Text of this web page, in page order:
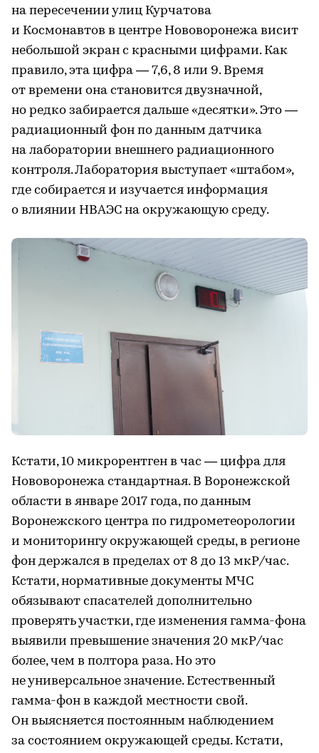
на пересечении улиц Курчатова
и Космонавтов в центре Нововоронежа висит
небольшой экран с красными цифрами. Как
правило, эта цифра — 7,6, 8 или 9. Время
от времени она становится двузначной,
но редко забирается дальше «десятки». Это —
радиационный фон по данным датчика
на лаборатории внешнего радиационного
контроля. Лаборатория выступает «штабом»,
где собирается и изучается информация
о влиянии НВАЭС на окружающую среду.
Кстати, 10 микрорентген в час — цифра для
Нововоронежа стандартная. В Воронежской
области в январе 2017 года, по данным
Воронежского центра по гидрометеорологии
и мониторингу окружающей среды, в регионе
фон держался в пределах от 8 до 13 мкР/час.
Кстати, нормативные документы МЧС
обязывают спасателей дополнительно
проверять участки, где изменения гамма-фона
выявили превышение значения 20 мкР/час
более, чем в полтора раза. Но это
не универсальное значение. Естественный
гамма-фон в каждой местности свой.
Он выясняется постоянным наблюдением
за состоянием окружающей среды. Кстати,